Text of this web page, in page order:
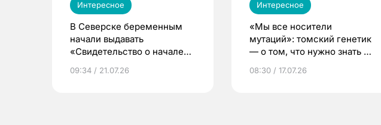
Интересное
В Северске беременным
начали выдавать
«Свидетельство о начале
09:34 / 21.07.26
Интересное
«Мы все носители
мутаций»: томский генетик
— о том, что нужно знать до
08:30 / 17.07.26